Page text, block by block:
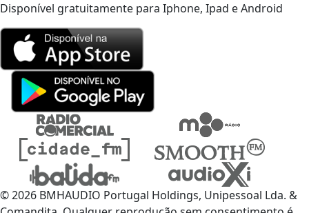
Disponível gratuitamente para Iphone, Ipad e Android
© 2026 BMHAUDIO Portugal Holdings, Unipessoal Lda. &